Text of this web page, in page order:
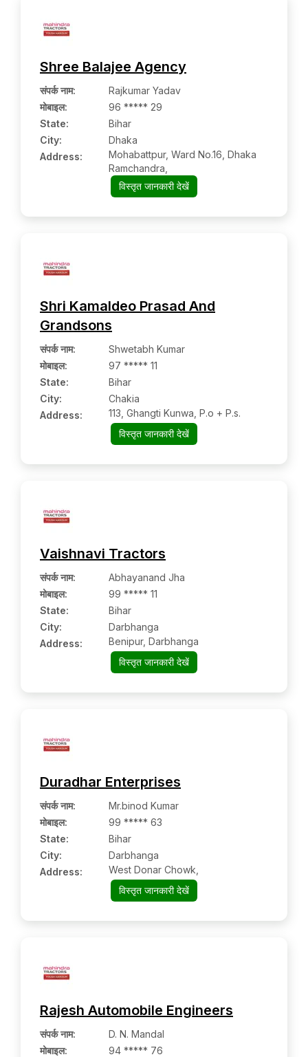
Shree Balajee Agency
संपर्क नाम:
Rajkumar Yadav
मोबाइल:
96 ***** 29
State:
Bihar
City:
Dhaka
Address:
Mohabattpur, Ward No.16, Dhaka
Ramchandra,
विस्तृत जानकारी देखें
Shri Kamaldeo Prasad And
Grandsons
संपर्क नाम:
Shwetabh Kumar
मोबाइल:
97 ***** 11
State:
Bihar
City:
Chakia
Address:
113, Ghangti Kunwa, P.o + P.s.
विस्तृत जानकारी देखें
Vaishnavi Tractors
संपर्क नाम:
Abhayanand Jha
मोबाइल:
99 ***** 11
State:
Bihar
City:
Darbhanga
Address:
Benipur, Darbhanga
विस्तृत जानकारी देखें
Duradhar Enterprises
संपर्क नाम:
Mr.binod Kumar
मोबाइल:
99 ***** 63
State:
Bihar
City:
Darbhanga
Address:
West Donar Chowk,
विस्तृत जानकारी देखें
Rajesh Automobile Engineers
संपर्क नाम:
D. N. Mandal
मोबाइल:
94 ***** 76